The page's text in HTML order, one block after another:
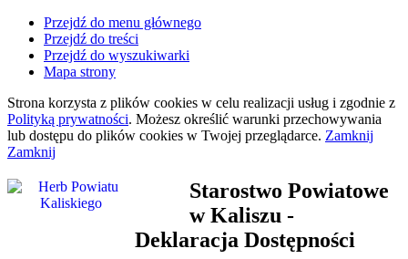
Przejdź do menu głównego
Przejdź do treści
Przejdź do wyszukiwarki
Mapa strony
Strona korzysta z plików cookies w celu realizacji usług i zgodnie z
Polityką prywatności. Możesz określić warunki przechowywania
lub dostępu do plików cookies w Twojej przeglądarce. Zamknij
Zamknij
Starostwo Powiatowe
w Kaliszu -
Deklaracja Dostępności